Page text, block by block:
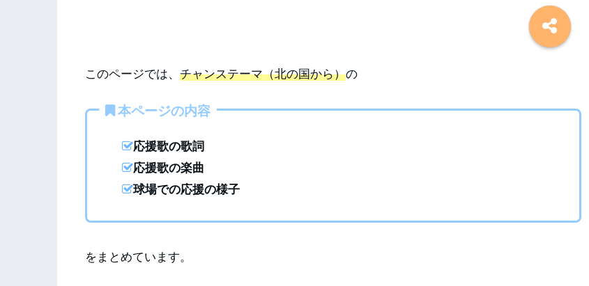
このページでは、 チャンステーマ（北の国から）の
本ページの内容
応援歌の歌詞
応援歌の楽曲
球場での応援の様子
をまとめています。